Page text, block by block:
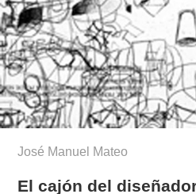
José Manuel Mateo
El cajón del